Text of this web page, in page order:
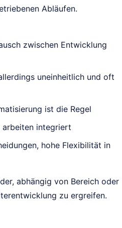
Abläufen.
zwischen Entwicklung
uneinheitlich und oft
ist die Regel
arbeiten integriert
hohe Flexibilität in
abhängig von Bereich oder
zu ergreifen.